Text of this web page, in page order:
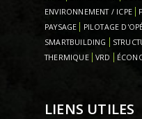
ENVIRONNEMENT / ICPE
PAYSAGE
PILOTAGE
SMARTBUILDING
THERMIQUE
VRD
LIENS UTILES